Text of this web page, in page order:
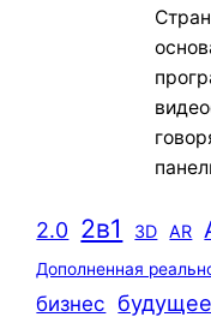
2.0 2в1 3D AR
Дополненная
бизнес будущее